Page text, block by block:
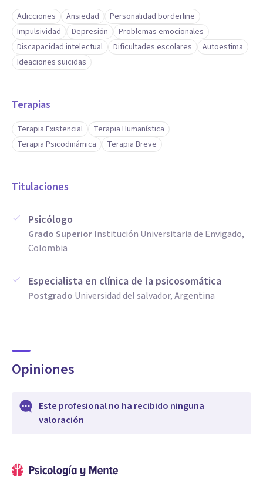
Adicciones Ansiedad
Personalidad borderline
Impulsividad
Depresión
Problemas emocionales
Discapacidad intelectual
Dificultades escolares
Autoestima
Ideaciones suicidas
Terapias
Terapia Existencial
Terapia Humanística
Terapia Psicodinámica
Terapia Breve
Titulaciones
Psicólogo
Grado SuperiorInstitución Universitaria de Envigado,
Colombia
Especialista en clínica de la psicosomática
Postgrado Universidad del salvador, Argentina
Opiniones
Este profesional no ha recibido ninguna
valoración